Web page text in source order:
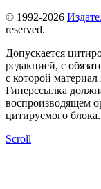
© 1992-2026
reserved.
Допускается
редакцией, с
с которой материал
Гиперссылка
воспроизводящем
цитируемого блока.
Scroll